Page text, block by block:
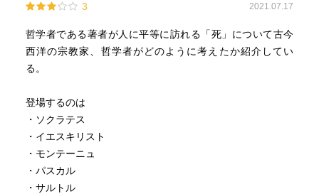
3 2021.07.17
哲学者である著者が人に平等に訪れる「死」について古今
西洋の宗教家、哲学者がどのように考えたか紹介してい
る。
登場するのは
・ソクラテス
・イエスキリスト
・モンテーニュ
・パスカル
・サルトル